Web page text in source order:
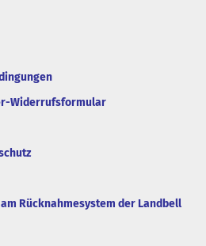
Widerrufsformular
Rücknahmesystem der Landbell